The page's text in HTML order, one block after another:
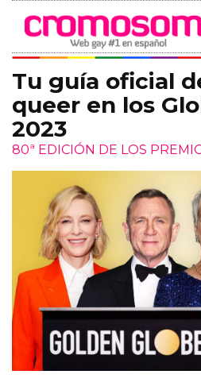
Tu guía oficial
queer en los
2023
80ª EDICIÓN DE LOS